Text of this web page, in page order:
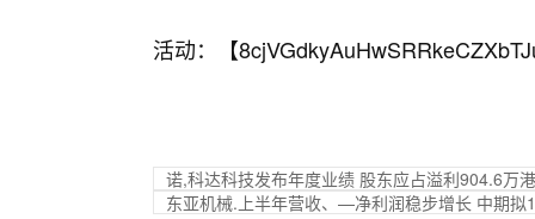
活动：【
诺,科达科技发布年度业绩 股东应占溢利904.6万
东亚机械.上半年营收、—净利润稳步增长 中期拟